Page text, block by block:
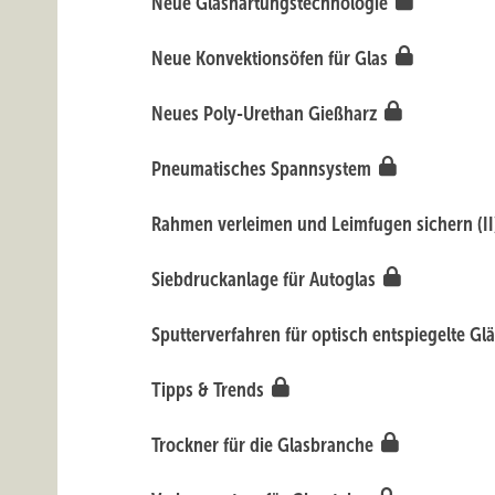
Neue Konvektionsöfen für Glas
Neues Poly-Urethan Gießharz
Pneumatisches Spannsystem
Rahmen verleimen und Leimfugen sichern
Siebdruckanlage für Autoglas
Sputterverfahren für optisch entspiegelte
Tipps & Trends
Trockner für die Glasbranche